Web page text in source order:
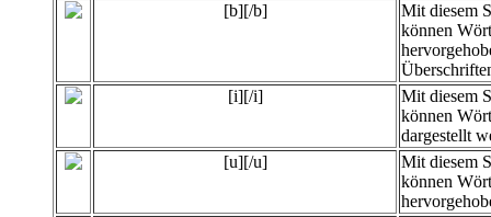
[b][/b]
Mit diesem
können
[i][/i]
Mit diesem
können
dargestellt
[u][/u]
Mit diesem
können